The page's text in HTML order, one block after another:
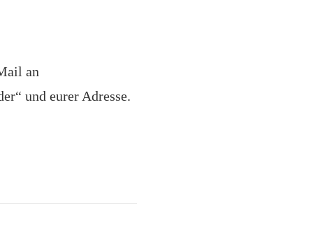
an
und eurer Adresse.